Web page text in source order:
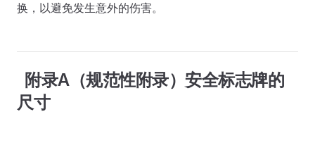
换，以避免发生意外的伤害。
附录A（规范性附录）安全标志牌的
尺寸